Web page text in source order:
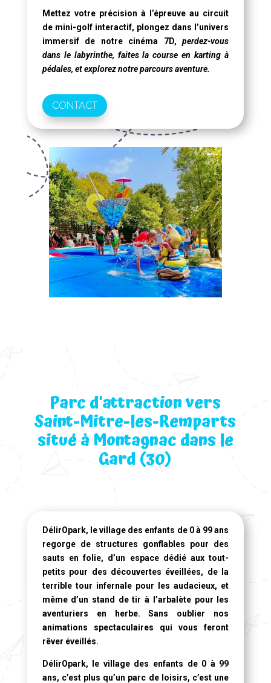
Mettez votre précision à l’épreuve au circuit
de mini-golf interactif, plongez dans l’univers
immersif de notre cinéma 7D,perdez-vous
dans le labyrinthe, faites la course en karting à
pédales, et explorez notre parcours aventure.
CONTACT
Parc d’attraction vers
Saint-Mitre-les-Remparts
situé à Montagnac dans le
Gard (30)
DélirOpark, le village des enfants de 0 à 99 ans
regorge de structures gonflables pour des
sauts en folie, d’un espace dédié aux tout-
petits pour des découvertes éveillées, de la
terrible tour infernale pour les audacieux, et
même d’un stand de tir à l’arbalète pour les
aventuriers en herbe. Sans oublier nos
animations spectaculaires qui vous feront
rêver éveillés.
DélirOpark, le village des enfants de 0 à 99
ans, c’est plus qu’un parc de loisirs, c’est une